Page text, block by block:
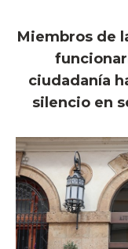
Miembros de
ciudadanía
silencio en